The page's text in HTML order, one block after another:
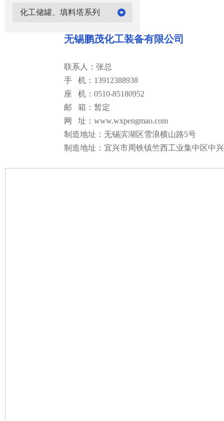
化工储罐、填料塔系列
无锡鹏茂化工装备有限公司
联系人：张总
手 机：13912388938
座 机：0510-85180952
邮 箱：暂定
网 址：www.wxpengmao.com
制造地址：无锡滨湖区雪浪横山路5号
制造地址：宜兴市周铁镇竺西工业集中区中